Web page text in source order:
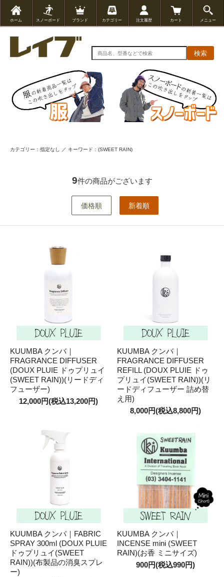
ホーム スノーボード ブランド カテゴリー 注文履歴 カート メニュー
検索
カテゴリー：指定なし ／ キーワード：(SWEET RAIN)
9件の商品がございます
価格順 新着順
KUUMBA クンバ｜
FRAGRANCE DIFFUSER
(DOUX PLUIE ドゥプリュイ
(SWEET RAIN))(リードディ
フューザー)
12,000円(税込13,200円)
KUUMBA クンバ｜
FRAGRANCE DIFFUSER
REFILL (DOUX PLUIE ドゥ
プリュイ(SWEET RAIN))(リ
ードディフューザー 詰め替
え用)
8,000円(税込8,800円)
KUUMBA クンバ｜FABRIC
SPRAY 300ml (DOUX PLUIE
ドゥプリュイ(SWEET
RAIN))(布製品の消臭スプレ
ー)
KUUMBA クンバ｜
INCENSE mini (SWEET
RAIN)(お香 ミニサイズ)
900円(税込990円)